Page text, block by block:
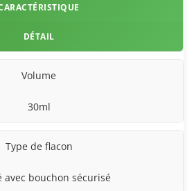
DÉTAIL
Volume
30ml
Type de flacon
avec bouchon sécurisé